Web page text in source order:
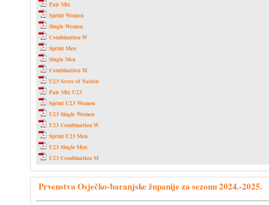
Pair Mix
Sprint Women
Single Women
Combination W
Sprint Men
Single Men
Combination M
U23 Score of Nation
Pair Mix U23
Sprint U23 Women
U23 Single Women
U23 Combination W
Sprint U23 Men
U23 Single Men
U23 Combination M
Prvenstva Osječko-baranjske županije za sezonu 2024.-2025.